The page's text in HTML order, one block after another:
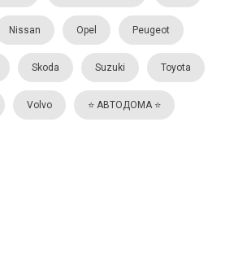
Nissan Opel Peugeot
Skoda Suzuki Toyota
Volvo ⭐️ АВТОДОМА ⭐️